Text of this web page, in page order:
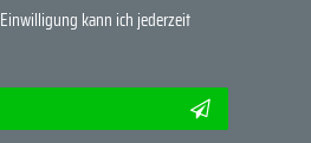
kann ich jederzeit